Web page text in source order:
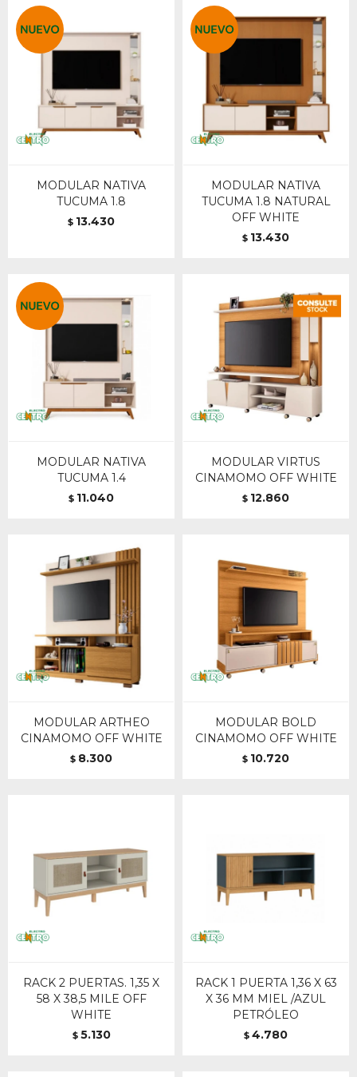
MODULAR NATIVA
TUCUMA 1.8
$ 13.430
MODULAR NATIVA
TUCUMA 1.8 NATURAL
OFF WHITE
$ 13.430
MODULAR NATIVA
TUCUMA 1.4
$ 11.040
MODULAR VIRTUS
CINAMOMO OFF WHITE
$ 12.860
MODULAR ARTHEO
CINAMOMO OFF WHITE
$ 8.300
MODULAR BOLD
CINAMOMO OFF WHITE
$ 10.720
RACK 2 PUERTAS. 1,35 X
58 X 38,5 MILE OFF
WHITE
$ 5.130
RACK 1 PUERTA 1,36 X 63
X 36 MM MIEL /AZUL
PETRÓLEO
$ 4.780